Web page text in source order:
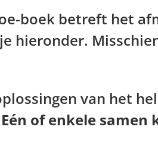
boek betreft het
hieronder.
van het
Eén of enkele samen